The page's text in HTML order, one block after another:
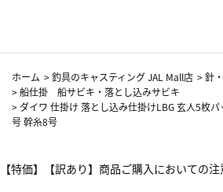
ホーム >釣具のキャスティング JAL Mall店 >針
>船仕掛 船サビキ・落とし込みサビキ
> ダイワ 仕掛け 落とし込み仕掛けLBG 玄人5枚
号 幹糸8号
【特価】【訳あり】商品ご購入においての注